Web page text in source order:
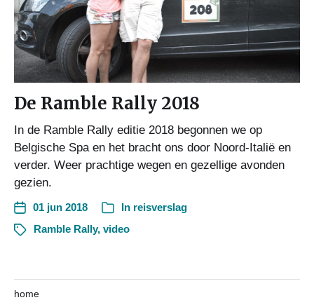
De Ramble Rally 2018
In de Ramble Rally editie 2018 begonnen we op
Belgische Spa en het bracht ons door Noord-Italië en
verder. Weer prachtige wegen en gezellige avonden
gezien.
01 jun 2018 In reisverslag
Ramble Rally, video
home